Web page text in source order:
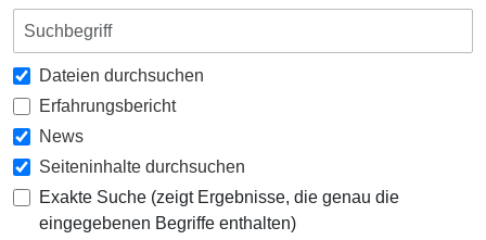
Dateien durchsuchen
Erfahrungsbericht
News
Seiteninhalte durchsuchen
Exakte Suche (zeigt Ergebnisse, die genau die
eingegebenen Begriffe enthalten)